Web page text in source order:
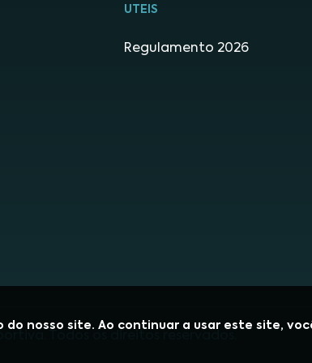
UTEIS
Regulamento 2026
nosso site. Ao continuar a usar este site,